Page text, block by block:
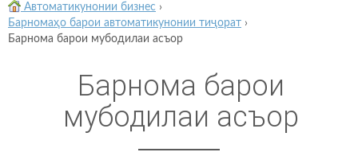
Автоматикунонии бизнес ›
Барномаҳо барои автоматикунонии тиҷорат ›
Барнома барои мубодилаи асъор
Барнома барои
мубодилаи асъор